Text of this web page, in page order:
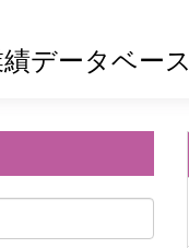
データベース